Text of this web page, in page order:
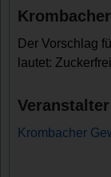
Der Vorschlag
lautet:
Veranstalter
Krombacher